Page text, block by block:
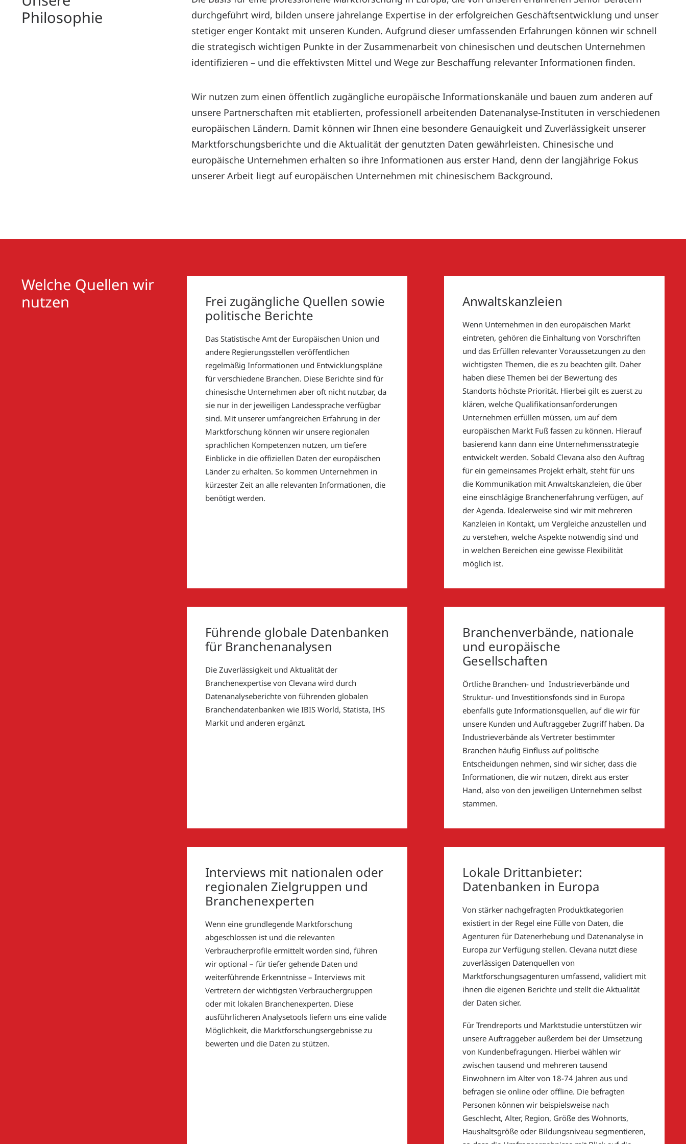
Philosophie
durchgeführt wird, bilden unsere jahrelange Expertise in der erfolgreichen Geschäftsentwicklung und unser
stetiger enger Kontakt mit unseren Kunden. Aufgrund dieser umfassenden Erfahrungen können wir schnell
die strategisch wichtigen Punkte in der Zusammenarbeit von chinesischen und deutschen Unternehmen
identifizieren – und die effektivsten Mittel und Wege zur Beschaffung relevanter Informationen finden.
Wir nutzen zum einen öffentlich zugängliche europäische Informationskanäle und bauen zum anderen auf
unsere Partnerschaften mit etablierten, professionell arbeitenden Datenanalyse-Instituten in verschiedenen
europäischen Ländern. Damit können wir Ihnen eine besondere Genauigkeit und Zuverlässigkeit unserer
Marktforschungsberichte und die Aktualität der genutzten Daten gewährleisten. Chinesische und
europäische Unternehmen erhalten so ihre Informationen aus erster Hand, denn der langjährige Fokus
unserer Arbeit liegt auf europäischen Unternehmen mit chinesischem Background.
Welche Quellen wir
nutzen
Frei zugängliche Quellen sowie
politische Berichte
Das Statistische Amt der Europäischen Union und
andere Regierungsstellen veröffentlichen
regelmäßig Informationen und Entwicklungspläne
für verschiedene Branchen. Diese Berichte sind für
chinesische Unternehmen aber oft nicht nutzbar, da
sie nur in der jeweiligen Landessprache verfügbar
sind. Mit unserer umfangreichen Erfahrung in der
Marktforschung können wir unsere regionalen
sprachlichen Kompetenzen nutzen, um tiefere
Einblicke in die offiziellen Daten der europäischen
Länder zu erhalten. So kommen Unternehmen in
kürzester Zeit an alle relevanten Informationen, die
benötigt werden.
Anwaltskanzleien
Wenn Unternehmen in den europäischen Markt
eintreten, gehören die Einhaltung von Vorschriften
und das Erfüllen relevanter Voraussetzungen zu den
wichtigsten Themen, die es zu beachten gilt. Daher
haben diese Themen bei der Bewertung des
Standorts höchste Priorität. Hierbei gilt es zuerst zu
klären, welche Qualifikationsanforderungen
Unternehmen erfüllen müssen, um auf dem
europäischen Markt Fuß fassen zu können. Hierauf
basierend kann dann eine Unternehmensstrategie
entwickelt werden. Sobald Clevana also den Auftrag
für ein gemeinsames Projekt erhält, steht für uns
die Kommunikation mit Anwaltskanzleien, die über
eine einschlägige Branchenerfahrung verfügen, auf
der Agenda. Idealerweise sind wir mit mehreren
Kanzleien in Kontakt, um Vergleiche anzustellen und
zu verstehen, welche Aspekte notwendig sind und
in welchen Bereichen eine gewisse Flexibilität
möglich ist.
Führende globale Datenbanken
für Branchenanalysen
Die Zuverlässigkeit und Aktualität der
Branchenexpertise von Clevana wird durch
Datenanalyseberichte von führenden globalen
Branchendatenbanken wie IBIS World, Statista, IHS
Markit und anderen ergänzt.
Branchenverbände, nationale
und europäische
Gesellschaften
Örtliche Branchen- und Industrieverbände und
Struktur- und Investitionsfonds sind in Europa
ebenfalls gute Informationsquellen, auf die wir für
unsere Kunden und Auftraggeber Zugriff haben. Da
Industrieverbände als Vertreter bestimmter
Branchen häufig Einfluss auf politische
Entscheidungen nehmen, sind wir sicher, dass die
Informationen, die wir nutzen, direkt aus erster
Hand, also von den jeweiligen Unternehmen selbst
stammen.
Interviews mit nationalen oder
regionalen Zielgruppen und
Branchenexperten
Wenn eine grundlegende Marktforschung
abgeschlossen ist und die relevanten
Verbraucherprofile ermittelt worden sind, führen
wir optional – für tiefer gehende Daten und
weiterführende Erkenntnisse – Interviews mit
Vertretern der wichtigsten Verbrauchergruppen
oder mit lokalen Branchenexperten. Diese
ausführlicheren Analysetools liefern uns eine valide
Möglichkeit, die Marktforschungsergebnisse zu
bewerten und die Daten zu stützen.
Lokale Drittanbieter:
Datenbanken in Europa
Von stärker nachgefragten Produktkategorien
existiert in der Regel eine Fülle von Daten, die
Agenturen für Datenerhebung und Datenanalyse in
Europa zur Verfügung stellen. Clevana nutzt diese
zuverlässigen Datenquellen von
Marktforschungsagenturen umfassend, validiert mit
ihnen die eigenen Berichte und stellt die Aktualität
der Daten sicher.
Für Trendreports und Marktstudie unterstützen wir
unsere Auftraggeber außerdem bei der Umsetzung
von Kundenbefragungen. Hierbei wählen wir
zwischen tausend und mehreren tausend
Einwohnern im Alter von 18-74 Jahren aus und
befragen sie online oder offline. Die befragten
Personen können wir beispielsweise nach
Geschlecht, Alter, Region, Größe des Wohnorts,
Haushaltsgröße oder Bildungsniveau segmentieren,